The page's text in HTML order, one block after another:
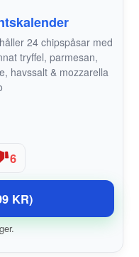
24 chipspåsar med
tryffel, parmesan,
havssalt & mozzarella
6
KR)